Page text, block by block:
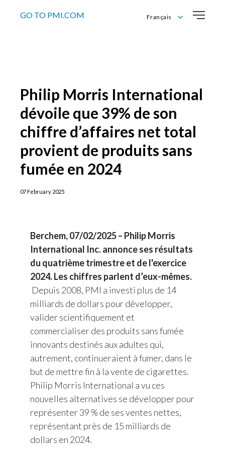
GO TO PMI.COM
Français
Philip Morris International
dévoile que 39% de son
chiffre d’affaires net total
provient de produits sans
fumée en 2024
07 February 2025
Berchem, 07/02/2025 – Philip Morris
International Inc. annonce ses résultats
du quatrième trimestre et de l'exercice
2024. Les chiffres parlent d’eux-mêmes.
Depuis 2008, PMI a investi plus de 14
milliards de dollars pour développer,
valider scientifiquement et
commercialiser des produits sans fumée
innovants destinés aux adultes qui,
autrement, continueraient à fumer, dans le
but de mettre fin à la vente de cigarettes.
Philip Morris International a vu ces
nouvelles alternatives se développer pour
représenter 39 % de ses ventes nettes,
représentant près de 15 milliards de
dollars en 2024.